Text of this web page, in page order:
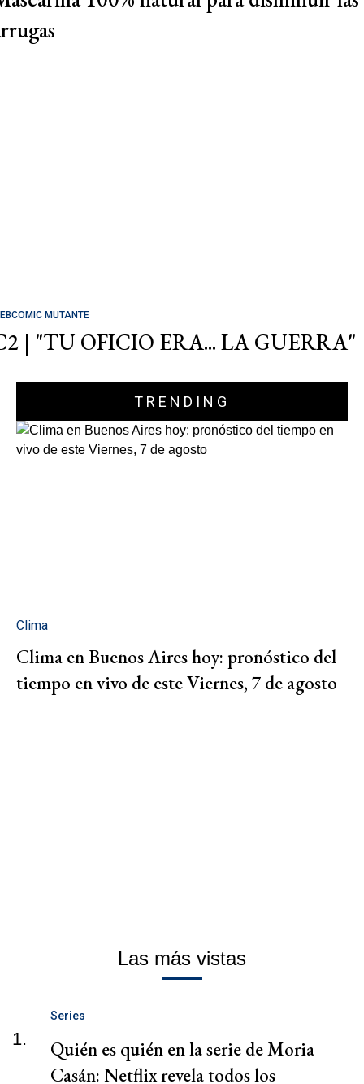
MUTANTE
| "TU OFICIO ERA... LA GUERRA"
TRENDING
Clima
Clima en Buenos Aires hoy: pronóstico del
tiempo en vivo de este Viernes, 7 de agosto
Las más vistas
1.
Series
Quién es quién en la serie de Moria
Casán: Netflix revela todos los